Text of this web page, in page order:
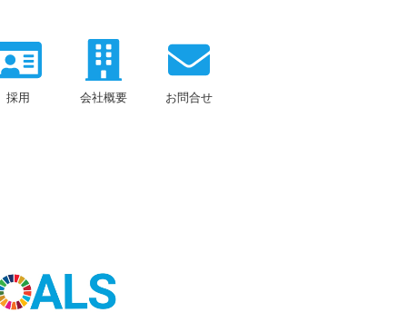
採用 会社概要 お問合せ